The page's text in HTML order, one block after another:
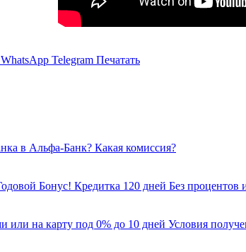
WhatsApp Telegram Печатать
в Альфа-Банк? Какая комиссия?
Бонус! Кредитка 120 дней Без процентов
или на карту под 0% до 10 дней Условия